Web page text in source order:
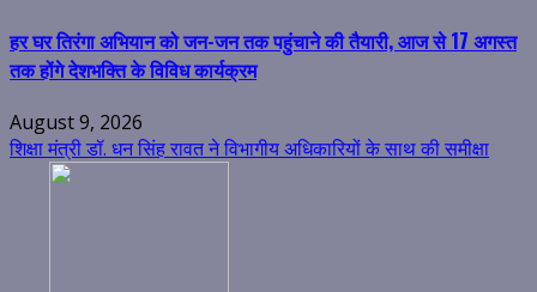
हर घर तिरंगा अभियान को जन-जन तक पहुंचाने की तैयारी, आज से 17 अगस्त
तक होंगे देशभक्ति के विविध कार्यक्रम
August 9, 2026
शिक्षा मंत्री डॉ. धन सिंह रावत ने विभागीय अधिकारियों के साथ की समीक्षा